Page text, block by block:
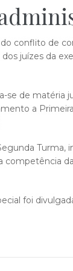
conflito de
juízes da
se de matéria
a
Turma,
competência
foi